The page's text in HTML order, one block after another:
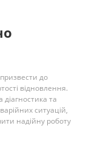
до
відновлення.
та
ситуацій,
надійну роботу